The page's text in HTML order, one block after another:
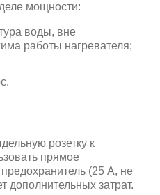
мощности:
воды, вне
работы нагревателя;
розетку к
прямое
(25 А, не
дополнительных затрат.